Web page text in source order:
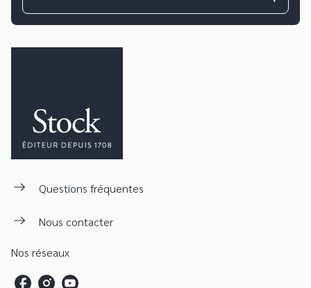
Questions fréquentes
Nous contacter
Nos réseaux